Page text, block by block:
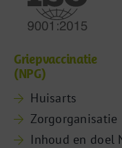
Griepvaccinatie
(NPG)
Huisarts
Zorgorganisatie
Inhoud en doel